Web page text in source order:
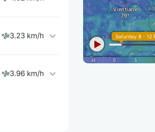
3.23 km/h
3.96 km/h